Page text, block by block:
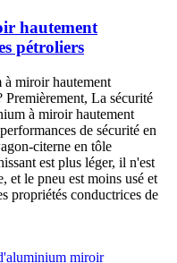
hautement
pétroliers
miroir hautement
Premièrement, La sécurité
à miroir hautement
de sécurité en
citerne en tôle
est plus léger, il n'est
et le pneu est moins usé et
propriétés conductrices de